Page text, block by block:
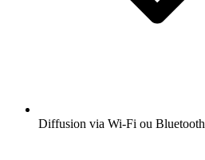
Diffusion via Wi-Fi ou Bluetooth